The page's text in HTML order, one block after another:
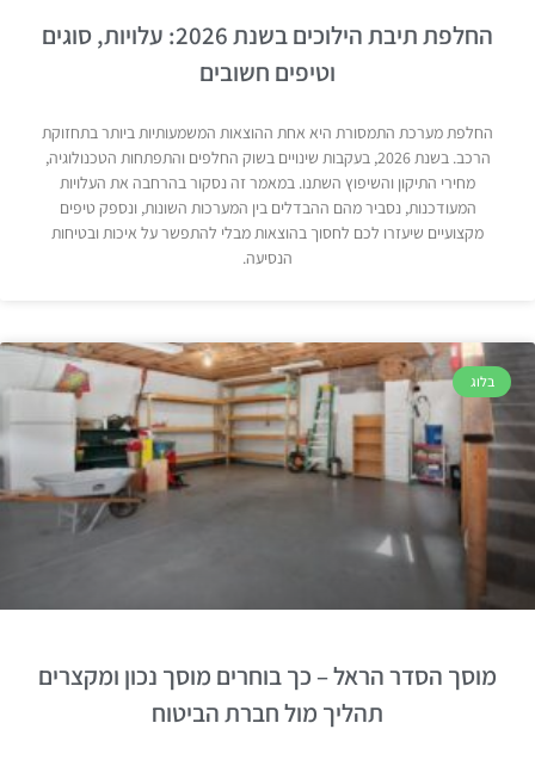
החלפת תיבת הילוכים בשנת 2026: עלויות, סוגים
וטיפים חשובים
החלפת מערכת התמסורת היא אחת ההוצאות המשמעותיות ביותר בתחזוקת
הרכב. בשנת 2026, בעקבות שינויים בשוק החלפים והתפתחות הטכנולוגיה,
מחירי התיקון והשיפוץ השתנו. במאמר זה נסקור בהרחבה את העלויות
המעודכנות, נסביר מהם ההבדלים בין המערכות השונות, ונספק טיפים
מקצועיים שיעזרו לכם לחסוך בהוצאות מבלי להתפשר על איכות ובטיחות
הנסיעה.
בלוג
מוסך הסדר הראל – כך בוחרים מוסך נכון ומקצרים
תהליך מול חברת הביטוח